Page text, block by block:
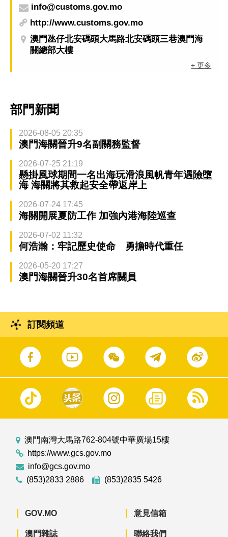
info@customs.gov.mo
http://www.customs.gov.mo
澳門氹仔北安碼頭大馬路北安碼頭三巷澳門海
關總部大樓
+ 更多
部門新聞
2026-08-05 20:35
澳門海關晉升9名副關務監督
2026-07-25 21:19
懸掛風球期間一名出海玩滑浪風帆青年遇險墮
海 海關將其救起安全帶返岸上
2026-07-24 17:45
海關開展夏防工作 加強內港海陸巡查
2026-07-02 11:32
何浩瀚：牢記歷史使命 勇擔時代重任
2026-05-20 17:27
澳門海關晉升30名首席關員
訂閱頻道
澳門南灣大馬路762-804號中華廣場15樓
https://www.gcs.gov.mo
info@gcs.gov.mo
(853)2833 2886
(853)2835 5426
GOV.MO
澳門雜誌
意見信箱
聯絡我們